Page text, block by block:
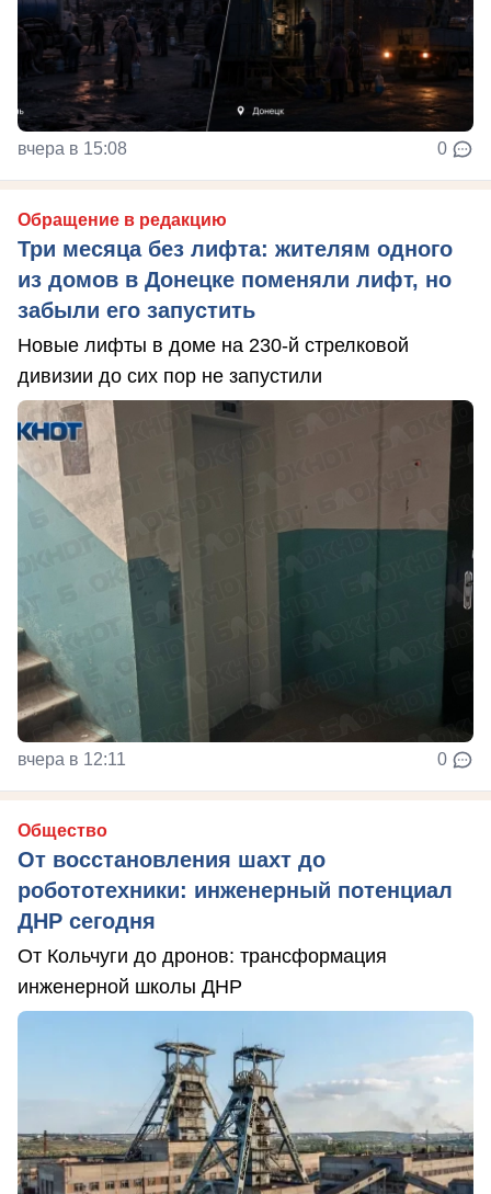
вчера в 15:08 0
Обращение в редакцию
Три месяца без лифта: жителям одного
из домов в Донецке поменяли лифт, но
забыли его запустить
Новые лифты в доме на 230-й стрелковой
дивизии до сих пор не запустили
вчера в 12:11 0
Общество
От восстановления шахт до
робототехники: инженерный потенциал
ДНР сегодня
От Кольчуги до дронов: трансформация
инженерной школы ДНР